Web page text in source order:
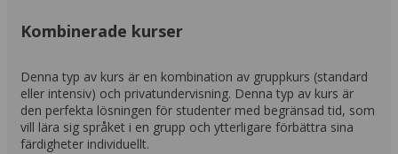
Kombinerade kurser
Denna typ av kurs är en kombination av gruppkurs (standard
eller intensiv) och privatundervisning. Denna typ av kurs är
den perfekta lösningen för studenter med begränsad tid, som
vill lära sig språket i en grupp och ytterligare förbättra sina
färdigheter individuellt.